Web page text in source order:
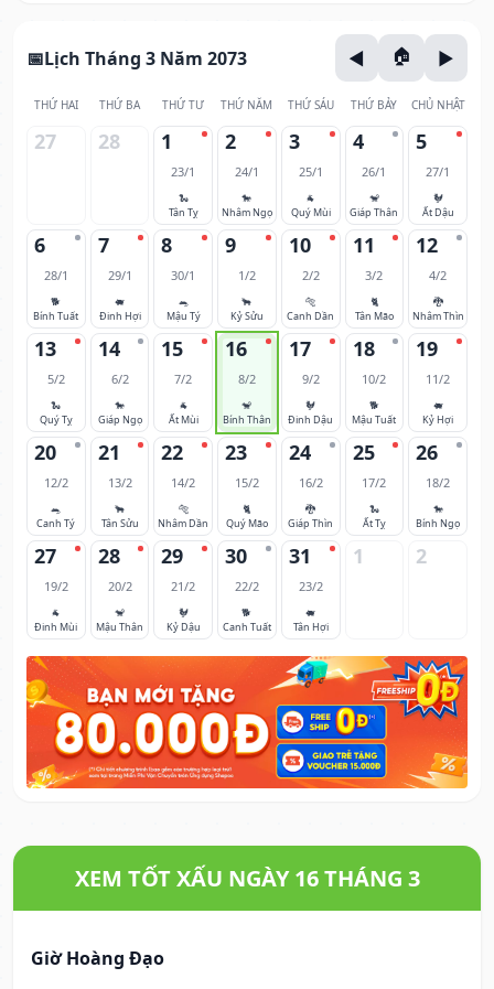
Lịch Tháng 3 Năm 2073
THỨ HAI THỨ BA THỨ TƯ THỨ NĂM THỨ SÁU THỨ BẢY CHỦ NHẬT
27 28 1
23/1
🐍
Tân Tỵ
2
24/1
🐎
Nhâm Ngọ
3
25/1
🐐
Quý Mùi
4
26/1
🐒
Giáp Thân
5
27/1
🐓
Ất Dậu
6
28/1
🐕
Bính Tuất
7
29/1
🐖
Đinh Hợi
8
30/1
🐀
Mậu Tý
9
1/2
🐂
Kỷ Sửu
10
2/2
🐅
Canh Dần
11
3/2
🐈
Tân Mão
12
4/2
🐉
Nhâm Thìn
13
5/2
🐍
Quý Tỵ
14
6/2
🐎
Giáp Ngọ
15
7/2
🐐
Ất Mùi
16
8/2
🐒
Bính Thân
17
9/2
🐓
Đinh Dậu
18
10/2
🐕
Mậu Tuất
19
11/2
🐖
Kỷ Hợi
20
12/2
🐀
Canh Tý
21
13/2
🐂
Tân Sửu
22
14/2
🐅
Nhâm Dần
23
15/2
🐈
Quý Mão
24
16/2
🐉
Giáp Thìn
25
17/2
🐍
Ất Tỵ
26
18/2
🐎
Bính Ngọ
27
19/2
🐐
Đinh Mùi
28
20/2
🐒
Mậu Thân
29
21/2
🐓
Kỷ Dậu
30
22/2
🐕
Canh Tuất
31
23/2
🐖
Tân Hợi
1 2
XEM TỐT XẤU NGÀY 16 THÁNG 3
Giờ Hoàng Đạo